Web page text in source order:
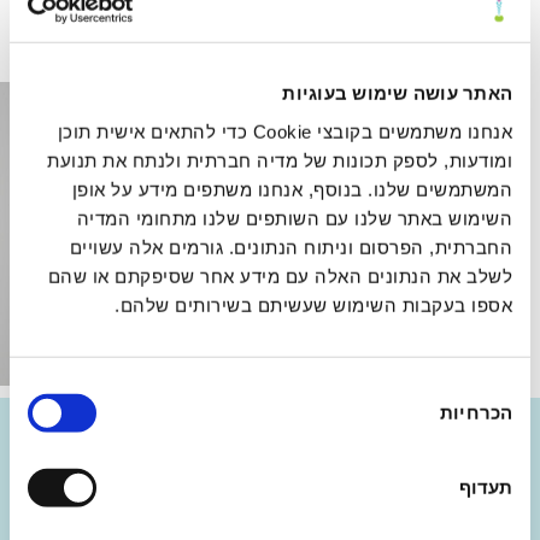
האתר עושה שימוש בעוגיות
אנחנו משתמשים בקובצי Cookie כדי להתאים אישית תוכן
ומודעות, לספק תכונות של מדיה חברתית ולנתח את תנועת
המשתמשים שלנו. בנוסף, אנחנו משתפים מידע על אופן
השימוש באתר שלנו עם השותפים שלנו מתחומי המדיה
החברתית, הפרסום וניתוח הנתונים. גורמים אלה עשויים
לשלב את הנתונים האלה עם מידע אחר שסיפקתם או שהם
אספו בעקבות השימוש שעשיתם בשירותים שלהם.
הסכמה
הכרחיות
תעדוף
קרא עוד >>